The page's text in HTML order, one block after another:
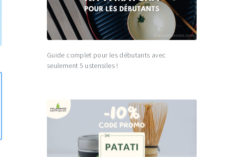
Guide complet pour les débutants avec
seulement 5 ustensiles !